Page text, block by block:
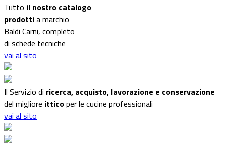
Tutto il nostro catalogo
prodottia marchio
Baldi Carni, completo
di schede tecniche
vai al sito
Il Servizio di ricerca, acquisto, lavorazione e conservazione
del migliore itticoper le cucine professionali
vai al sito